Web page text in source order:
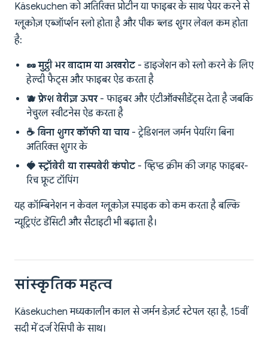
Käsekuchen को अतिरिक्त प्रोटीन या फाइबर के साथ पेयर करने से
ग्लूकोज़ एब्जॉर्प्शन स्लो होता है और पीक ब्लड शुगर लेवल कम होता
है:
🥜 मुट्ठी भर बादाम या अखरोट - डाइजेशन को स्लो करने के लिए
हेल्दी फैट्स और फाइबर ऐड करता है
🫐 फ्रेश बेरीज़ ऊपर- फाइबर और एंटीऑक्सीडेंट्स देता है जबकि
नेचुरल स्वीटनेस ऐड करता है
☕ बिना शुगर कॉफी या चाय- ट्रेडिशनल जर्मन पेयरिंग बिना
अतिरिक्त शुगर के
🍓 स्ट्रॉबेरी या रास्पबेरी कंपोट - व्हिप्ड क्रीम की जगह फाइबर-
रिच फ्रूट टॉपिंग
यह कॉम्बिनेशन न केवल ग्लूकोज़ स्पाइक को कम करता है बल्कि
न्यूट्रिएंट डेंसिटी और सैटाइटी भी बढ़ाता है।
सांस्कृतिक महत्व
Käsekuchen मध्यकालीन काल से जर्मन डेज़र्ट स्टेपल रहा है, 15वीं
सदी में दर्ज रेसिपी के साथ।